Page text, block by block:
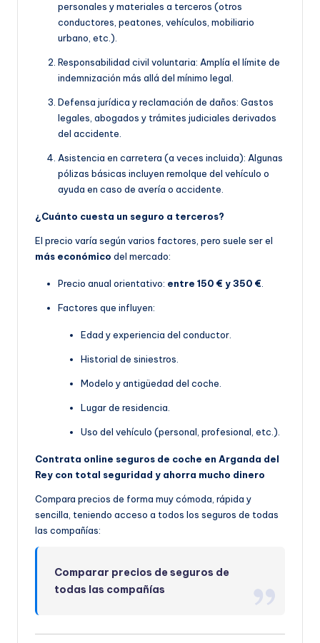
personales y materiales a terceros (otros
conductores, peatones, vehículos, mobiliario
urbano, etc.).
Responsabilidad civil voluntaria: Amplía el límite de
indemnización más allá del mínimo legal.
Defensa jurídica y reclamación de daños: Gastos
legales, abogados y trámites judiciales derivados
del accidente.
Asistencia en carretera (a veces incluida): Algunas
pólizas básicas incluyen remolque del vehículo o
ayuda en caso de avería o accidente.
¿Cuánto cuesta un seguro a terceros?
El precio varía según varios factores, pero suele ser el
más económico del mercado:
Precio anual orientativo: entre 150 € y 350 €.
Factores que influyen:
Edad y experiencia del conductor.
Historial de siniestros.
Modelo y antigüedad del coche.
Lugar de residencia.
Uso del vehículo (personal, profesional, etc.).
Contrata online seguros de coche en Arganda del
Rey con total seguridad y ahorra mucho dinero
Compara precios de forma muy cómoda, rápida y
sencilla, teniendo acceso a todos los seguros de todas
las compañías:
Comparar precios de seguros de
todas las compañías